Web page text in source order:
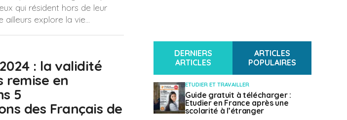
qui résident hors de leur
explore la vie...
: la validité
remise en
5
des Français de
DERNIERS
ARTICLES
ARTICLES
POPULAIRES
ETUDIER ET TRAVAILLER
Guide gratuit à télécharger :
Etudier en France après une
scolarité à l’étranger